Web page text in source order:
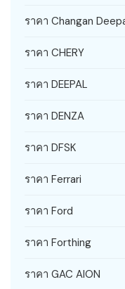
ราคา Changan
ราคา CHERY
ราคา DEEPAL
ราคา DENZA
ราคา DFSK
ราคา Ferrari
ราคา Ford
ราคา Forthing
ราคา GAC AION